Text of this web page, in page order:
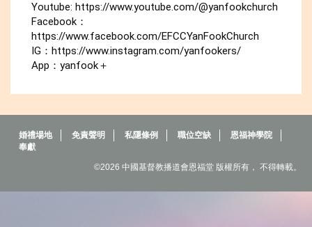
Youtube: https://www.youtube.com/@yanfookchurch
Facebook：
https://www.facebook.com/EFCCYanFookChurch
IG：https://www.instagram.com/yanfookers/
App：yanfook＋
婚禮場地 免責聲明 私隱條例 職位空缺
恩福神學院
奉獻
©2026 中國基督教播道會恩福堂 版權所有， 不得轉載。